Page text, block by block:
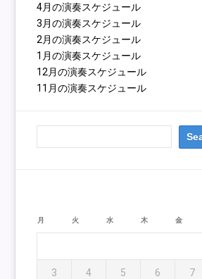
4月の演奏スケジュール
3月の演奏スケジュール
2月の演奏スケジュール
1月の演奏スケジュール
12月の演奏スケジュール
11月の演奏スケジュール
月 火 水 木 金
3 4 5 6 7